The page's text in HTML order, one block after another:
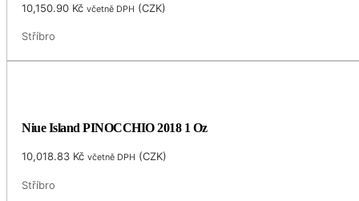
10,150.90 Kč včetně DPH (CZK)
Stříbro
Niue Island PINOCCHIO 2018 1 Oz
10,018.83 Kč včetně DPH (CZK)
Stříbro